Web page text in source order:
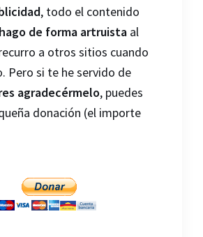
, todo el contenido
de forma artruista al
a otros sitios cuando
Pero si te he servido de
agradecérmelo, puedes
donación (el importe